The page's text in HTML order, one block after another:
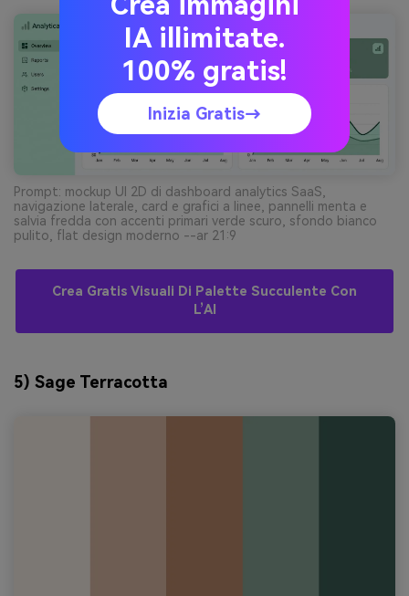
Prompt: mockup UI 2D di dashboard analytics SaaS,
navigazione laterale, card e grafici a linee, pannelli menta e
salvia fredda con accenti primari verde scuro, sfondo bianco
pulito, flat design moderno --ar 21:9
Crea Gratis Visuali Di Palette Succulente Con
L’AI
5) Sage Terracotta
IA illimitate.
100% gratis!
Inizia Gratis→